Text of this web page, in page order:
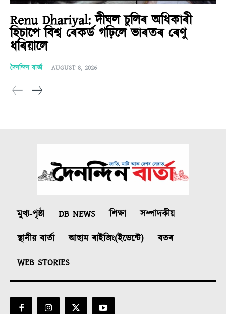
Renu Dhariyal: দীঘল চুলিৰ অধিকাৰী
হিচাপে বিশ্ব ৰেকৰ্ড গঢ়িলে ভাৰতৰ ৰেণু
ধৰিয়ালে
দৈনন্দিন বাৰ্তা - AUGUST 8, 2026
মুখ্য-পৃষ্ঠা DB NEWS শিক্ষা
সম্পাদকীয়
স্থানীয় বাৰ্তা
আছাম ৰাইজিং(ইভেন্টে)
বতৰ
WEB STORIES